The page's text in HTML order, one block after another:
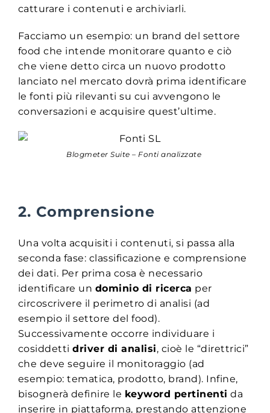
catturare i contenuti e archiviarli.
Facciamo un esempio: un brand del settore
food che intende monitorare quanto e ciò
che viene detto circa un nuovo prodotto
lanciato nel mercato dovrà prima identificare
le fonti più rilevanti su cui avvengono le
conversazioni e acquisire quest’ultime.
Blogmeter Suite – Fonti analizzate
2. Comprensione
Una volta acquisiti i contenuti, si passa alla
seconda fase: classificazione e comprensione
dei dati. Per prima cosa è necessario
identificare un dominio di ricerca per
circoscrivere il perimetro di analisi (ad
esempio il settore del food).
Successivamente occorre individuare i
cosiddettidriver di analisi, cioè le “direttrici”
che deve seguire il monitoraggio (ad
esempio: tematica, prodotto, brand). Infine,
bisognerà definire le keyword pertinenti da
inserire in piattaforma, prestando attenzione